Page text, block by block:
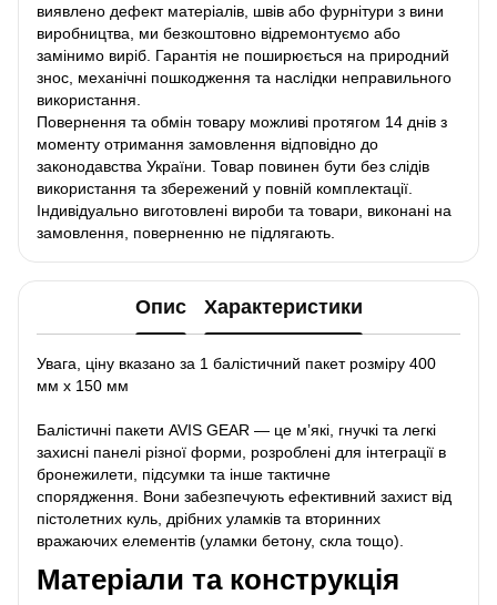
виявлено дефект матеріалів, швів або фурнітури з вини
виробництва, ми безкоштовно відремонтуємо або
замінимо виріб. Гарантія не поширюється на природний
знос, механічні пошкодження та наслідки неправильного
використання.
Повернення та обмін товару можливі протягом 14 днів з
моменту отримання замовлення відповідно до
законодавства України. Товар повинен бути без слідів
використання та збережений у повній комплектації.
Індивідуально виготовлені вироби та товари, виконані на
замовлення, поверненню не підлягають.
Опис Характеристики
Увага, ціну вказано за 1 балістичний пакет розміру 400
мм х 150 мм
Балістичні пакети AVIS GEAR — це мʼякі, гнучкі та легкі
захисні панелі різної форми, розроблені для інтеграції в
бронежилети, підсумки та інше тактичне
спорядження. Вони забезпечують ефективний захист від
пістолетних куль, дрібних уламків та вторинних
вражаючих елементів (уламки бетону, скла тощо).
Матеріали та конструкція